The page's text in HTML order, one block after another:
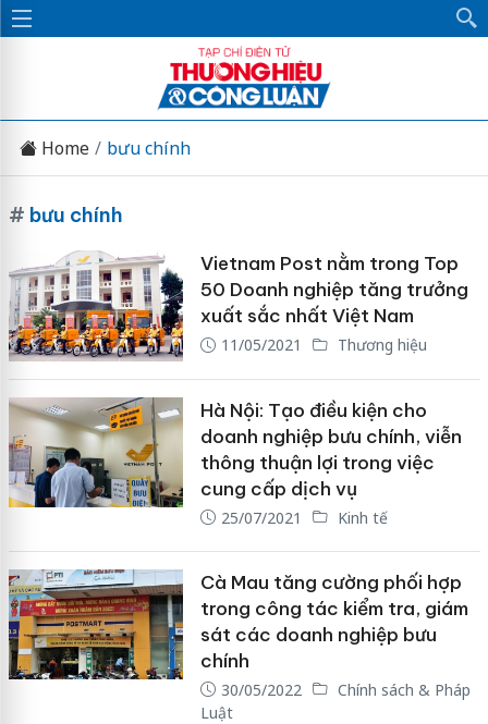
Home bưu chính
# bưu chính
Vietnam Post nằm trong Top
50 Doanh nghiệp tăng trưởng
xuất sắc nhất Việt Nam
11/05/2021 Thương hiệu
Hà Nội: Tạo điều kiện cho
doanh nghiệp bưu chính, viễn
thông thuận lợi trong việc
cung cấp dịch vụ
25/07/2021 Kinh tế
Cà Mau tăng cường phối hợp
trong công tác kiểm tra, giám
sát các doanh nghiệp bưu
chính
30/05/2022
Chính sách & Pháp
Luật